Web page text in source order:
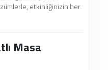
etkinliğinizin her
Masa